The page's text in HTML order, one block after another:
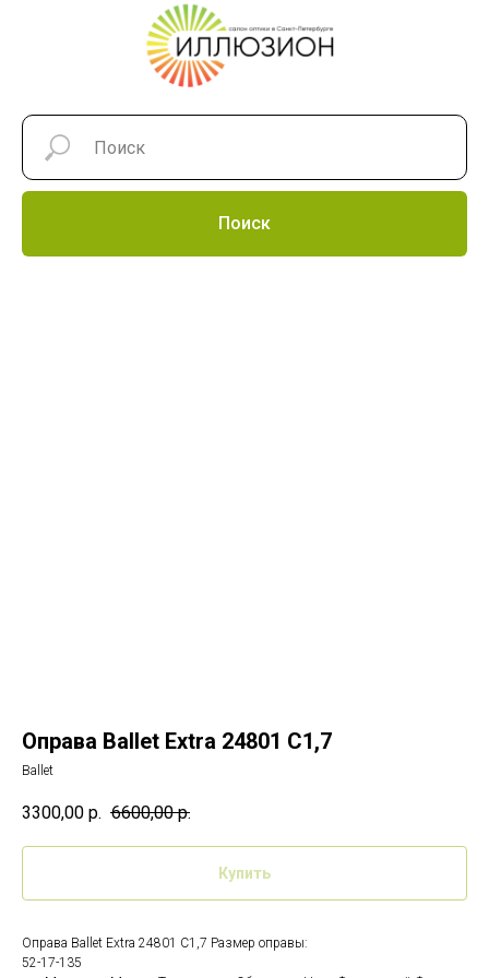
Поиск
Оправа Ballet Extra 24801 C1,7
Ballet
3300,00 р. 6600,00 р.
Купить
Оправа Ballet Extra 24801 C1,7 Размер оправы:
52-17-135